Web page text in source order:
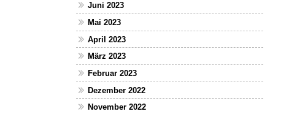
Juni 2023
Mai 2023
April 2023
März 2023
Februar 2023
Dezember 2022
November 2022